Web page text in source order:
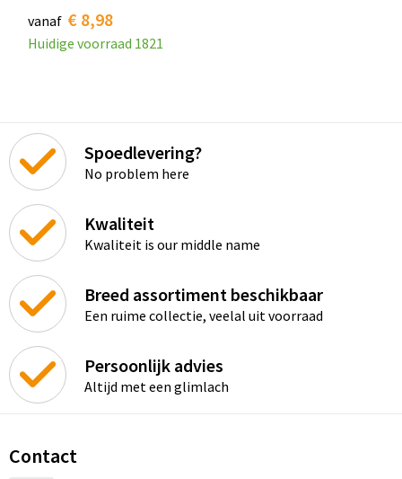
vanaf € 8,98
Huidige voorraad 1821
Spoedlevering?
No problem here
Kwaliteit
Kwaliteit is our middle name
Breed assortiment beschikbaar
Een ruime collectie, veelal uit voorraad
Persoonlijk advies
Altijd met een glimlach
Contact